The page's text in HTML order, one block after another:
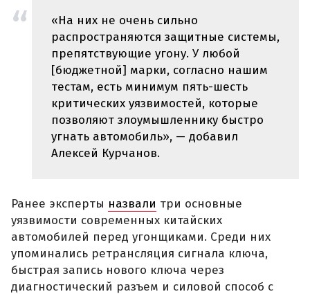
«На них не очень сильно
распространяются защитные системы,
препятствующие угону. У любой
[бюджетной] марки, согласно нашим
тестам, есть минимум пять-шесть
критических уязвимостей, которые
позволяют злоумышленнику быстро
угнать автомобиль», — добавил
Алексей Курчанов.
Ранее эксперты назвали три основные
уязвимости современных китайских
автомобилей перед угонщиками. Среди них
упоминались ретрансляция сигнала ключа,
быстрая запись нового ключа через
диагностический разъем и силовой способ с